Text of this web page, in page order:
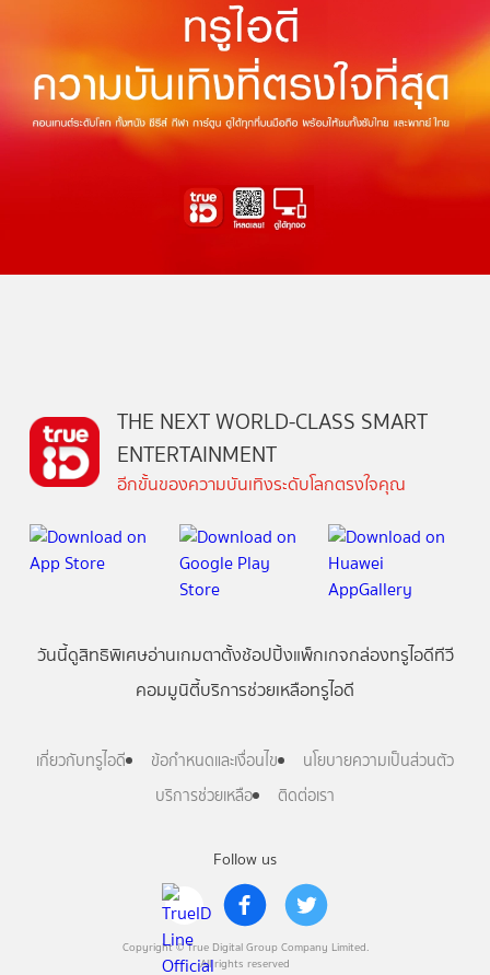
Follow us
Copyright © True Digital Group Company Limited.
All rights reserved
THE NEXT WORLD-CLASS SMART
ENTERTAINMENT
อีกขั้นของความบันเทิงระดับโลกตรงใจคุณ
วันนี้ดูสิทธิพิเศษอ่านเกมตาตั้งช้อปปิ้งแพ็กเกจกล่องทรูไอดีทีวี
คอมมูนิตี้บริการช่วยเหลือทรูไอดี
เกี่ยวกับทรูไอดี ข้อกำหนดและเงื่อนไข
นโยบายความเป็นส่วนตัว
บริการช่วยเหลือ
ติดต่อเรา